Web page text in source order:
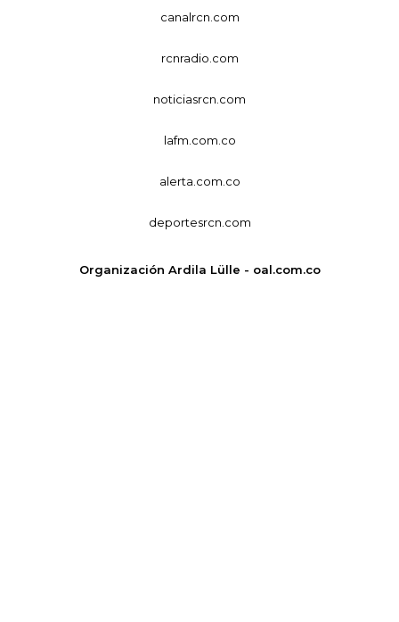
canalrcn.com
rcnradio.com
noticiasrcn.com
lafm.com.co
alerta.com.co
deportesrcn.com
Organización Ardila Lülle - oal.com.co